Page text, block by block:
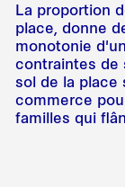
La proportion
place, donne
monotonie
contraintes de
sol de la place
commerce
familles qui